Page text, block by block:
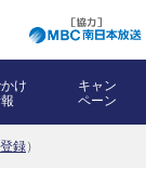
け
キャン
ペーン
録）